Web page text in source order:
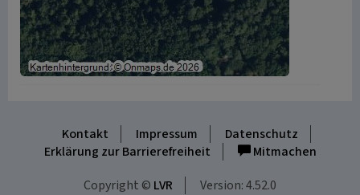
Kontakt Impressum
Datenschutz
Erklärung zur Barrierefreiheit
Mitmachen
Copyright © LVR Version: 4.52.0